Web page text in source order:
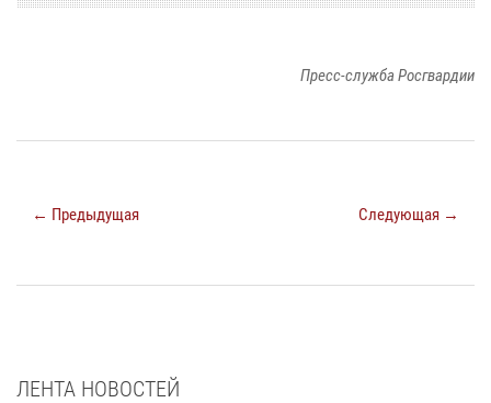
Пресс-служба Росгвардии
← Предыдущая Следующая →
ЛЕНТА НОВОСТЕЙ